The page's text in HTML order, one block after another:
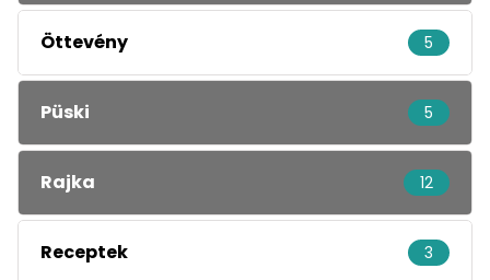
Öttevény 5
Püski 5
Rajka 12
Receptek 3